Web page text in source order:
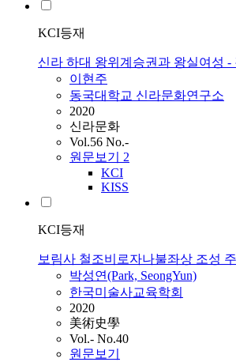
KCI등재
신라 하대 왕위계승권과 왕실여성
이현주
동국대학교 신라문화연구소
2020
신라문화
Vol.56 No.-
원문보기 2
KCI
KISS
KCI등재
보림사 철조비로자나불좌상 조성
박성연(Park, SeongYun)
한국미술사교육학회
2020
美術史學
Vol.- No.40
원문보기